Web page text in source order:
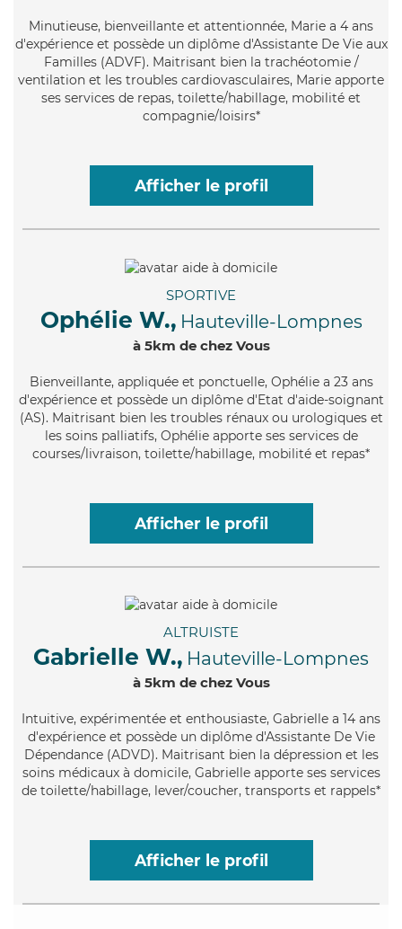
Minutieuse, bienveillante et attentionnée, Marie a 4 ans
d'expérience et possède un diplôme d'Assistante De Vie aux
Familles (ADVF). Maitrisant bien la trachéotomie /
ventilation et les troubles cardiovasculaires, Marie apporte
ses services de repas, toilette/habillage, mobilité et
compagnie/loisirs*
Afficher le profil
SPORTIVE
Ophélie W., Hauteville-Lompnes
à 5km de chez Vous
Bienveillante, appliquée et ponctuelle, Ophélie a 23 ans
d'expérience et possède un diplôme d'Etat d'aide-soignant
(AS). Maitrisant bien les troubles rénaux ou urologiques et
les soins palliatifs, Ophélie apporte ses services de
courses/livraison, toilette/habillage, mobilité et repas*
Afficher le profil
ALTRUISTE
Gabrielle W., Hauteville-Lompnes
à 5km de chez Vous
Intuitive, expérimentée et enthousiaste, Gabrielle a 14 ans
d'expérience et possède un diplôme d'Assistante De Vie
Dépendance (ADVD). Maitrisant bien la dépression et les
soins médicaux à domicile, Gabrielle apporte ses services
de toilette/habillage, lever/coucher, transports et rappels*
Afficher le profil